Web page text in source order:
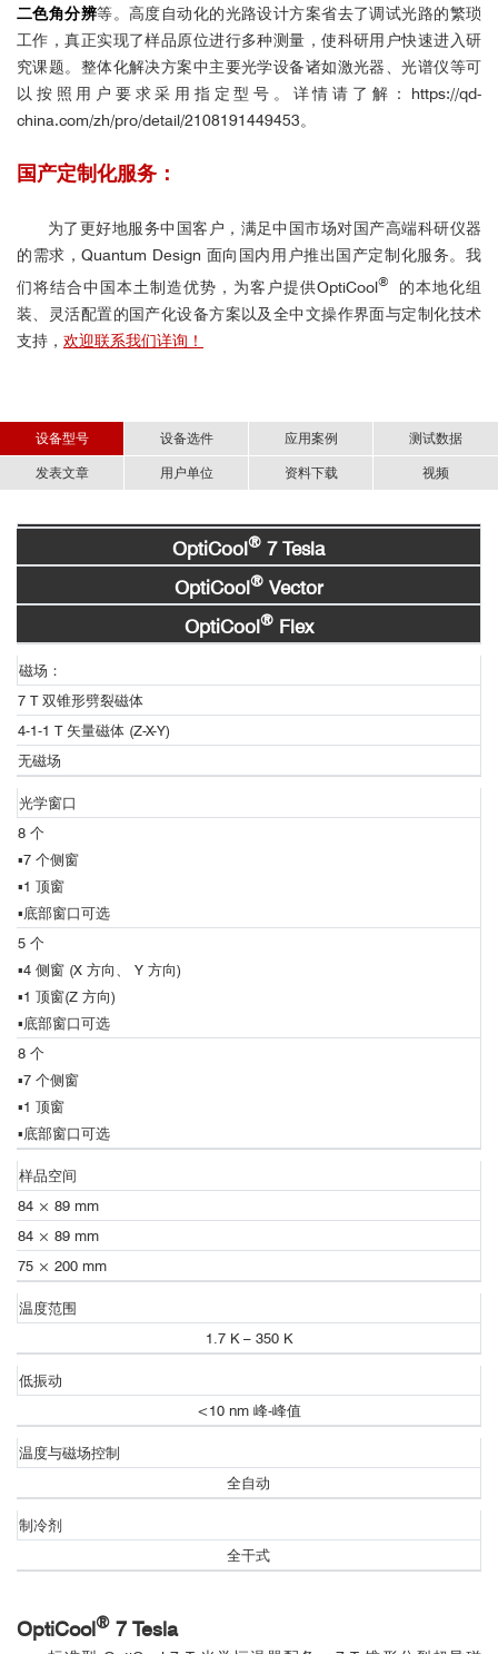
二色角分辨等。高度自动化的光路设计方案省去了调试光路的繁琐
工作，真正实现了样品原位进行多种测量，使科研用户快速进入研
究课题。整体化解决方案中主要光学设备诸如激光器、光谱仪等可
以按照用户要求采用指定型号。 详情请了解： https://qd-
china.com/zh/pro/detail/2108191449453。
国产定制化服务：
为了更好地服务中国客户，满足中国市场对国产高端科研仪器
的需求，Quantum Design 面向国内用户推出国产定制化服务。我
们将结合中国本土制造优势，为客户提供OptiCool®
的本地化组
装、灵活配置的国产化设备方案以及全中文操作界面与定制化技术
支持， 欢迎联系我们详询！
设备型号 设备选件 应用案例 测试数据
发表文章 用户单位 资料下载 视频
OptiCool® 7 Tesla
OptiCool®Vector
OptiCool®Flex
磁场：
7 T 双锥形劈裂磁体
4-1-1 T 矢量磁体 (Z-X-Y)
无磁场
光学窗口
8 个
▪7 个侧窗
▪1 顶窗
▪底部窗口可选
5 个
▪4 侧窗 (X 方向、 Y 方向)
▪1 顶窗(Z 方向)
▪底部窗口可选
8 个
▪7 个侧窗
▪1 顶窗
▪底部窗口可选
样品空间
84 × 89 mm
84 × 89 mm
75 × 200 mm
温度范围
1.7 K – 350 K
低振动
<10 nm 峰-峰值
温度与磁场控制
全自动
制冷剂
全干式
OptiCool® 7 Tesla
样品舱
用户
标准样品舱
大容量样品舱
■ Nature Commun：MnBi2Te4
MnBi2Te4
基于超精准全开放强磁场低温光学研究平台-OptiCool的
低温磁场超快光谱
2 4
Commun
https://doi.org/10.1038/s41467-022-29545-5
详细信息请参考：
https://qd-china.com/zh/news/detail/2205101395268
■Nature Physics：单层激子绝缘体的证据
超快测量
1、时间分辨MOKE测量数据举例
图1，测量设备与光路示意图（图片来源于R. D. Averitt教授的公开
图2，GdTiO3
的变化；(b)峰值反射率随温度变化；(c) 反射率在不同时间段的演变
国内用户举例：（排名不分先后）
清华大学
中国科学技术大学
中国科学院大连化学物理研究所
南开大学
武汉理工大学
南方科技大学
燕山大学
国际用户举例：（排名不分先后）
普林斯顿大学（美国）
哈佛大学（美国）
加州大学伯克利分校（美国）
加州大学圣迭戈分校（美国）
西北大学（美国）
华盛顿大学（美国）
俄勒冈州立大学（美国）
纽约州立大学石溪分校（美国）
乔治梅森大学（美国）
马普微结构物理研究所 （德国）
哥廷根大学（德国）
超精准全开放强磁场低温光学研究平台-OptiCool.pdf
OptiCool 超精准全开放强磁场低温光学研究平
台